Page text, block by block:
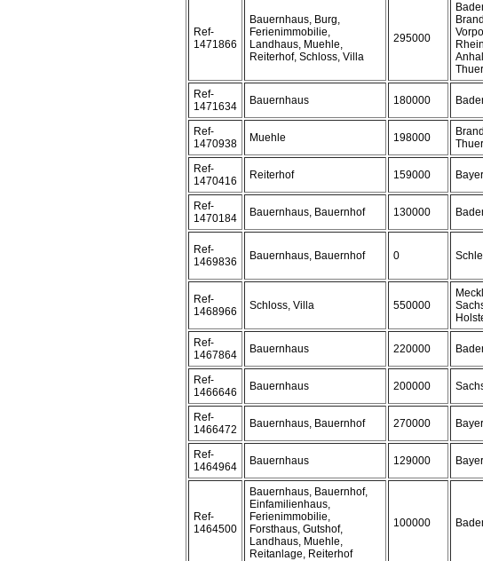
Ref-
1471866
Bauernhaus, Burg,
Ferienimmobilie,
Landhaus, Muehle,
Reiterhof, Schloss, Villa
295000
Ref-
1471634
Bauernhaus 180000
Ref-
1470938
Muehle 198000
Ref-
1470416
Reiterhof 159000
Ref-
1470184
Bauernhaus, Bauernhof 130000
Ref-
1469836
Bauernhaus, Bauernhof 0
Ref-
1468966
Schloss, Villa 550000
Ref-
1467864
Bauernhaus 220000
Ref-
1466646
Bauernhaus 200000
Ref-
1466472
Bauernhaus, Bauernhof 270000
Ref-
1464964
Bauernhaus 129000
Ref-
1464500
Bauernhaus, Bauernhof,
Einfamilienhaus,
Ferienimmobilie,
Forsthaus, Gutshof,
Landhaus, Muehle,
Reitanlage, Reiterhof
100000